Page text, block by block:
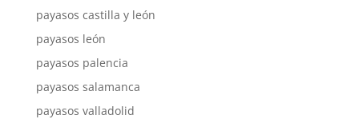
payasos castilla y león
payasos león
payasos palencia
payasos salamanca
payasos valladolid